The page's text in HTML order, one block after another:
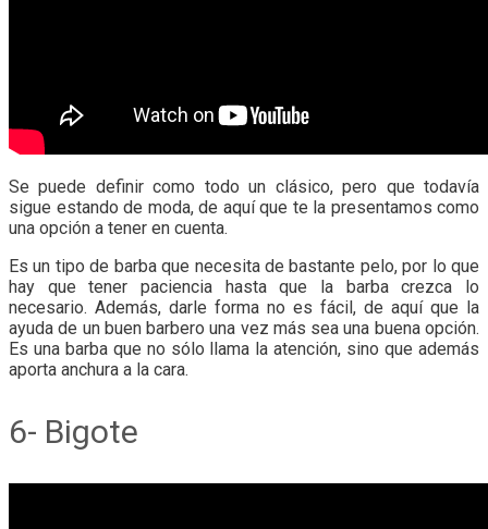
Se puede definir como todo un clásico, pero que todavía
sigue estando de moda, de aquí que te la presentamos como
una opción a tener en cuenta.
Es un tipo de barba que necesita de bastante pelo, por lo que
hay que tener paciencia hasta que la barba crezca lo
necesario. Además, darle forma no es fácil, de aquí que la
ayuda de un buen barbero una vez más sea una buena opción.
Es una barba que no sólo llama la atención, sino que además
aporta anchura a la cara.
6- Bigote